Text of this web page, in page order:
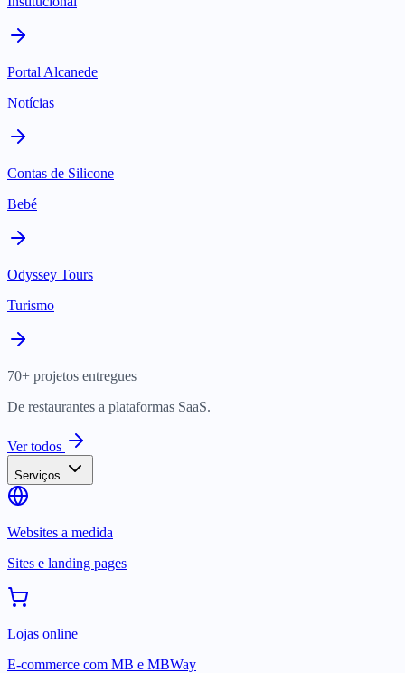
Portal Alcanede
Notícias
Contas de Silicone
Bebé
Odyssey Tours
Turismo
70+ projetos entregues
De restaurantes a plataformas SaaS.
Ver todos
Serviços
Websites a medida
Sites e landing pages
Lojas online
E-commerce com MB e MBWay